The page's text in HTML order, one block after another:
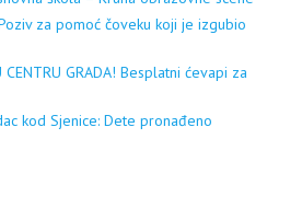
za pomoć čoveku koji je izgubio
CENTRU GRADA! Besplatni ćevapi za
kod Sjenice: Dete pronađeno